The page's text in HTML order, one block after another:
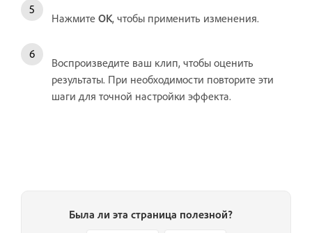
Нажмите OK, чтобы применить изменения.
Воспроизведите ваш клип, чтобы оценить
результаты. При необходимости повторите эти
шаги для точной настройки эффекта.
Была ли эта страница полезной?